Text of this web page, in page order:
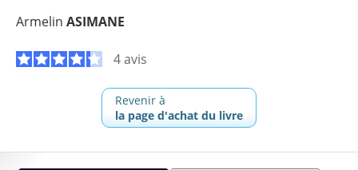
Armelin ASIMANE
4 avis
Revenir à
la page d'achat du livre